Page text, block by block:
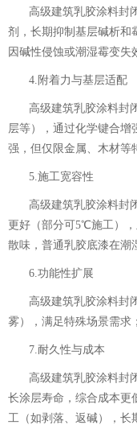
高级建筑乳胶涂料封
剂，长期抑制基层碱析和
因碱性侵蚀或潮湿霉变失
4.附着力与基层适配
高级建筑乳胶涂料封
层等），通过化学键合增
强，但仅限金属、木材等
5.施工宽容性
高级建筑乳胶涂料封
更好（部分可5℃施工）
散味，普通乳胶底漆在潮
6.功能性扩展
高级建筑乳胶涂料封
雾），满足特殊场景需求
7.耐久性与成本
高级建筑乳胶涂料封
长涂层寿命，综合成本更
工（如剥落、返碱），长